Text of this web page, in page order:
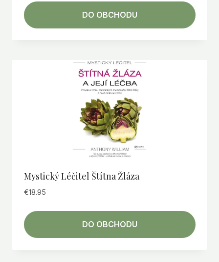
DO OBCHODU
Mystický Léčitel Štítna Žláza
€18.95
DO OBCHODU